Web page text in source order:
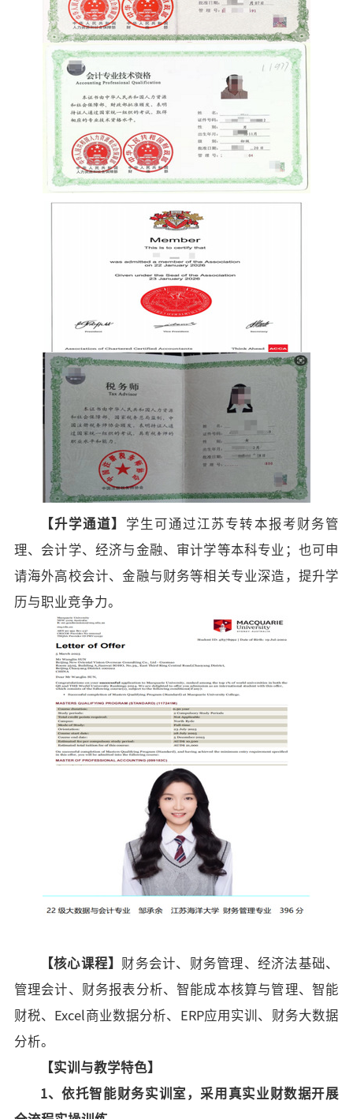
【 升学通道】 学生可通过江苏专转本报考财务管
理、会计学、经济与金融、审计学等本科专业；也可申
请海外高校会计、金融与财务等相关专业深造，提升学
历与职业竞争力。
【核心课程】 财务会计、财务管理、经济法基础、
管理会计、财务报表分析、智能成本核算与管理、智能
财税、 Excel商业数据分析、ERP应用实训、财务大数据
分析。
【实训与教学特色】
1、依托智能财务实训室，采用真实业财数据开展